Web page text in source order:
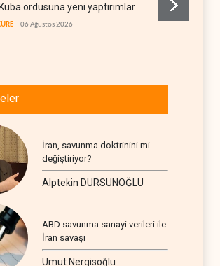
ordusuna yeni yaptırımlar
06 Ağustos 2026
İran, savunma doktrinini mi
değiştiriyor?
Alptekin DURSUNOĞLU
ABD savunma sanayi verileri ile
İran savaşı
Umut Nergisoğlu